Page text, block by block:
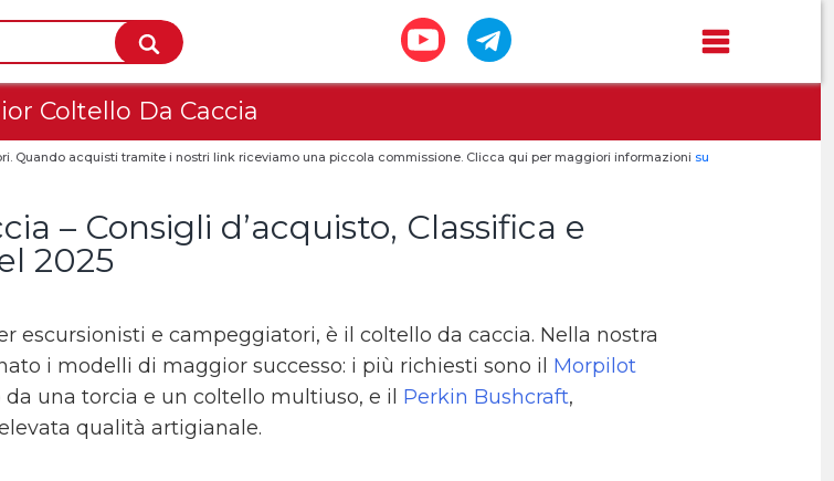
Coltello Da Caccia
Quando acquisti tramite i nostri link riceviamo una piccola commissione. Clicca qui per maggiori informazioni su
– Consigli d’acquisto, Classifica e
2025
escursionisti e campeggiatori, è il coltello da caccia. Nella nostra
i modelli di maggior successo: i più richiesti sono il Morpilot
una torcia e un coltello multiuso, e il Perkin Bushcraft,
qualità artigianale.